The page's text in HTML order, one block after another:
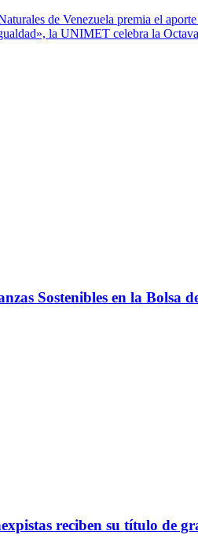
de Venezuela premia el
la UNIMET celebra la
Sostenibles en la Bolsa
reciben su título de